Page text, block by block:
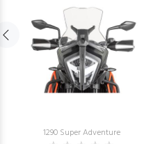
1290 Super Adventure